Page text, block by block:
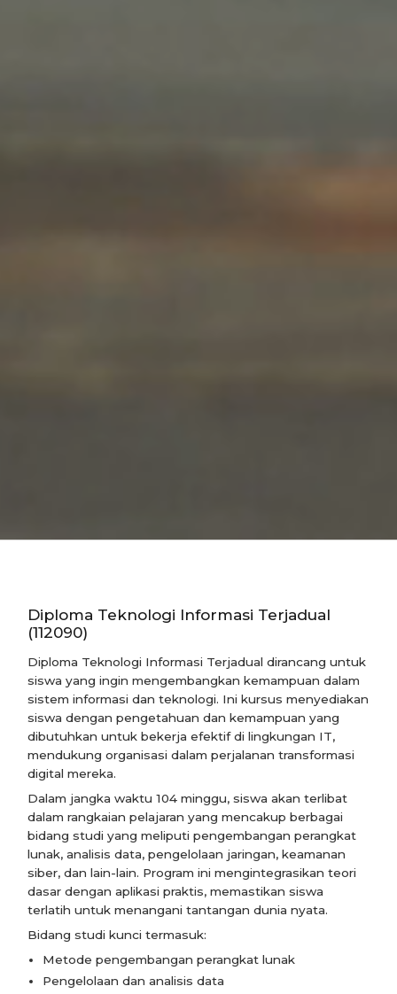
Diploma Teknologi Informasi Terjadual
(112090)
Diploma Teknologi Informasi Terjadual dirancang untuk
siswa yang ingin mengembangkan kemampuan dalam
sistem informasi dan teknologi. Ini kursus menyediakan
siswa dengan pengetahuan dan kemampuan yang
dibutuhkan untuk bekerja efektif di lingkungan IT,
mendukung organisasi dalam perjalanan transformasi
digital mereka.
Dalam jangka waktu 104 minggu, siswa akan terlibat
dalam rangkaian pelajaran yang mencakup berbagai
bidang studi yang meliputi pengembangan perangkat
lunak, analisis data, pengelolaan jaringan, keamanan
siber, dan lain-lain. Program ini mengintegrasikan teori
dasar dengan aplikasi praktis, memastikan siswa
terlatih untuk menangani tantangan dunia nyata.
Bidang studi kunci termasuk:
Metode pengembangan perangkat lunak
Pengelolaan dan analisis data